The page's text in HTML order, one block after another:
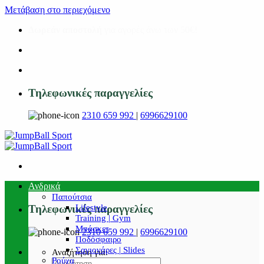
Μετάβαση στο περιεχόμενο
Τηλεφωνικές παραγγελίες
2310 659 992 | 6996629100
Τηλεφωνικές παραγγελίες
2310 659 992 | 6996629100
Αναζήτηση για:
Ανδρικά
Παπούτσια
Lifestyle
Training | Gym
Μπάσκετ
Ποδόσφαιρο
Σαγιονάρες | Slides
Ρούχα